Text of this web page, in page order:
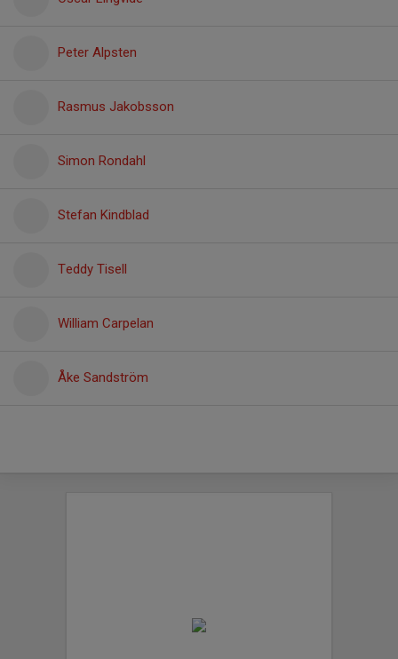
Peter Alpsten
Rasmus Jakobsson
Simon Rondahl
Stefan Kindblad
Teddy Tisell
William Carpelan
Åke Sandström